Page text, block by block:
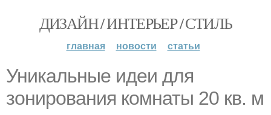
ДИЗАЙН / ИНТЕРЬЕР / СТИЛЬ
главная новости статьи
Уникальные идеи для
зонирования комнаты 20 кв. м